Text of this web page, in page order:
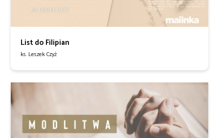
List do Filipian
ks. Leszek Czyż